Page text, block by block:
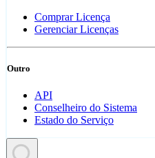
Comprar Licença
Gerenciar Licenças
Outro
API
Conselheiro do Sistema
Estado do Serviço